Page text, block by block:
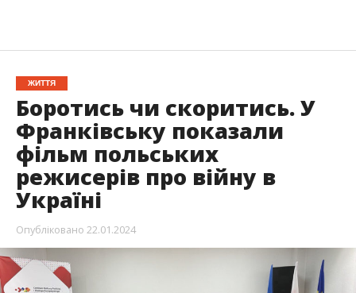
ЖИТТЯ
Боротись чи скоритись. У
Франківську показали
фільм польських
режисерів про війну в
Україні
Опубліковано 22.01.2024